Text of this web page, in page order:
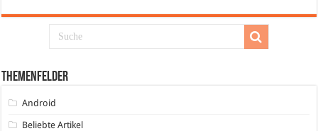
Themenfelder
Android
Beliebte Artikel